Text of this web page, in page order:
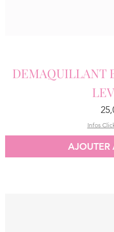
DEMAQUILLANT
Infos
AJOUTER